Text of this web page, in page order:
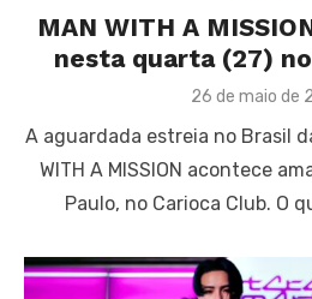
MAN WITH A
nesta quarta (27)
Posted
26 de maio de
A aguardada estreia no Brasil
WITH A MISSION acontece
Paulo, no Carioca Club. O